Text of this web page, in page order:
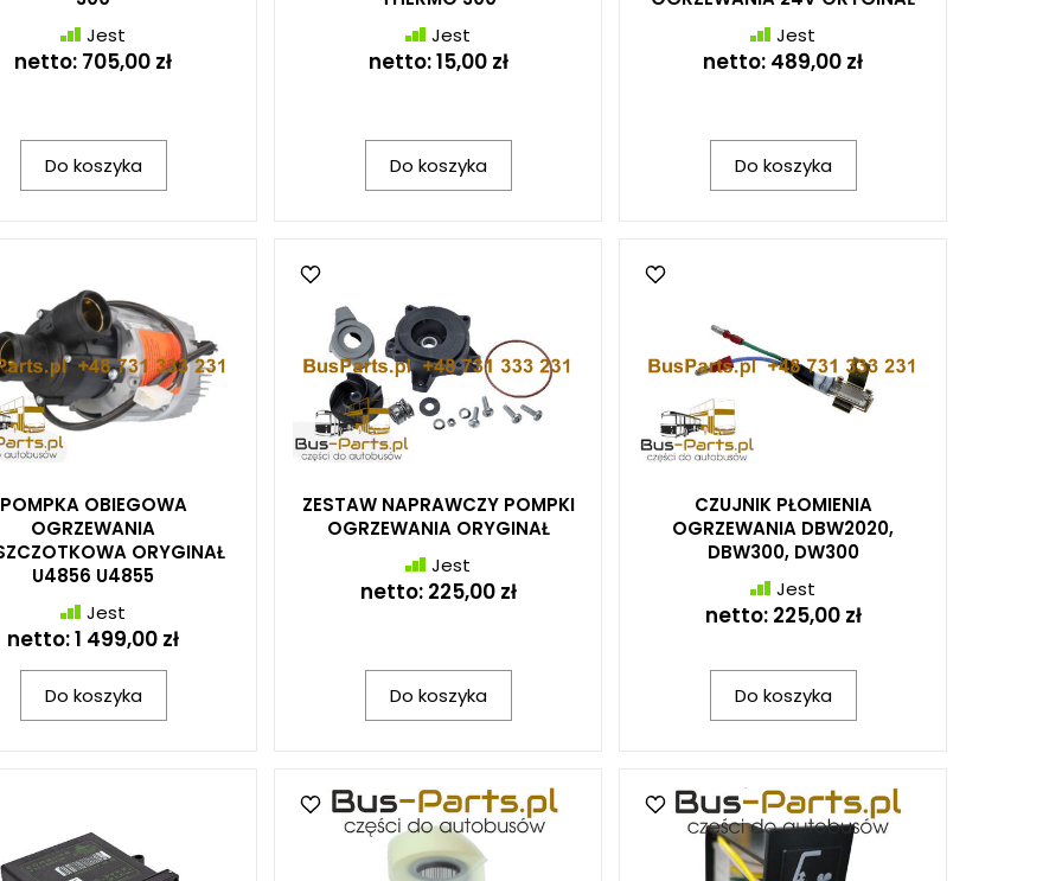
Jest
netto: 705,00 zł
Do koszyka
Jest
netto:15,00 zł
Do koszyka
Jest
netto: 489,00 zł
Do koszyka
POMPKA OBIEGOWA
OGRZEWANIA
ORYGINAŁ
U4856 U4855
Jest
netto:1 499,00 zł
Do koszyka
ZESTAW NAPRAWCZY POMPKI
OGRZEWANIA ORYGINAŁ
Jest
netto: 225,00 zł
Do koszyka
CZUJNIK PŁOMIENIA
OGRZEWANIA DBW2020,
DBW300, DW300
Jest
netto: 225,00 zł
Do koszyka